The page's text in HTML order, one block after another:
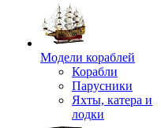
Модели кораблей
Корабли
Парусники
Яхты, катера и
лодки